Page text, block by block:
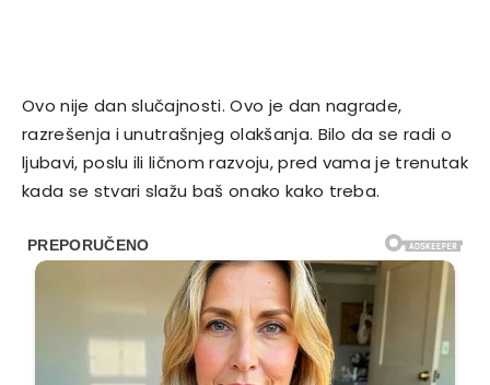
Ovo nije dan slučajnosti. Ovo je dan nagrade,
razrešenja i unutrašnjeg olakšanja. Bilo da se radi o
ljubavi, poslu ili ličnom razvoju, pred vama je trenutak
kada se stvari slažu baš onako kako treba.